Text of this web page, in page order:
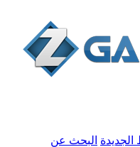
البحث عن